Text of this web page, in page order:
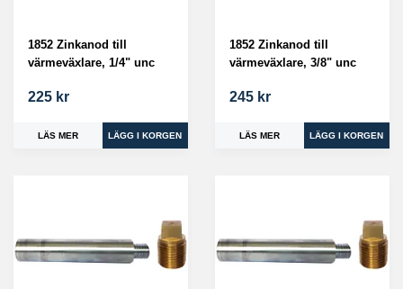
1852 Zinkanod till
värmeväxlare, 1/4" unc
225 kr
LÄS MER
1852 Zinkanod till
värmeväxlare, 3/8" unc
245 kr
LÄS MER